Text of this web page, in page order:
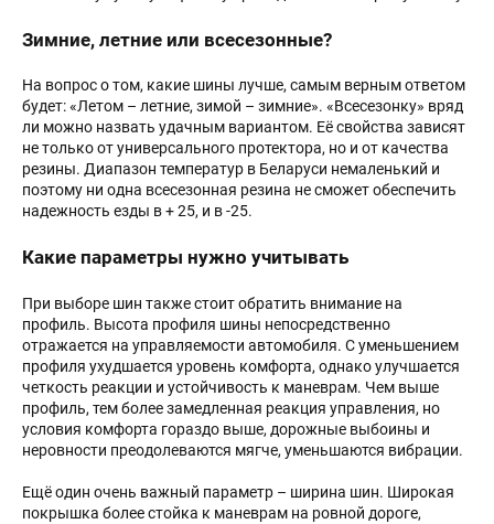
Зимние, летние или всесезонные?
На вопрос о том, какие шины лучше, самым верным ответом
будет: «Летом – летние, зимой – зимние». «Всесезонку» вряд
ли можно назвать удачным вариантом. Её свойства зависят
не только от универсального протектора, но и от качества
резины. Диапазон температур в Беларуси немаленький и
поэтому ни одна всесезонная резина не сможет обеспечить
надежность езды в + 25, и в -25.
Какие параметры нужно учитывать
При выборе шин также стоит обратить внимание на
профиль. Высота профиля шины непосредственно
отражается на управляемости автомобиля. С уменьшением
профиля ухудшается уровень комфорта, однако улучшается
четкость реакции и устойчивость к маневрам. Чем выше
профиль, тем более замедленная реакция управления, но
условия комфорта гораздо выше, дорожные выбоины и
неровности преодолеваются мягче, уменьшаются вибрации.
Ещё один очень важный параметр – ширина шин. Широкая
покрышка более стойка к маневрам на ровной дороге,